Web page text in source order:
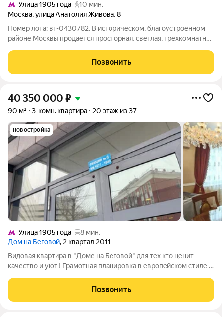
Улица 1905 года
10 мин.
Москва,улица Анатолия Живова,8
Номер лота: вт-0430782. В историческом, благоустроенном
районе Москвы продается просторная, светлая, трехкомнатная
2030, детские сады, два прекрасных парка. В 2022 году сделан
косметический
Позвонить
40 350 000 ₽
90 м² 3-комн. квартира 20 этаж из 37
новостройка
Улица 1905 года
8 мин.
Дом на Беговой, 2 квартал 2011
Видовая квартира в "Доме на Беговой" для тех кто ценит
качество и уют ! Грамотная планировка в европейском стиле с
кухня-гостиная (30 метров) с кухонным гарнитуром из Италии
в классическом
Позвонить